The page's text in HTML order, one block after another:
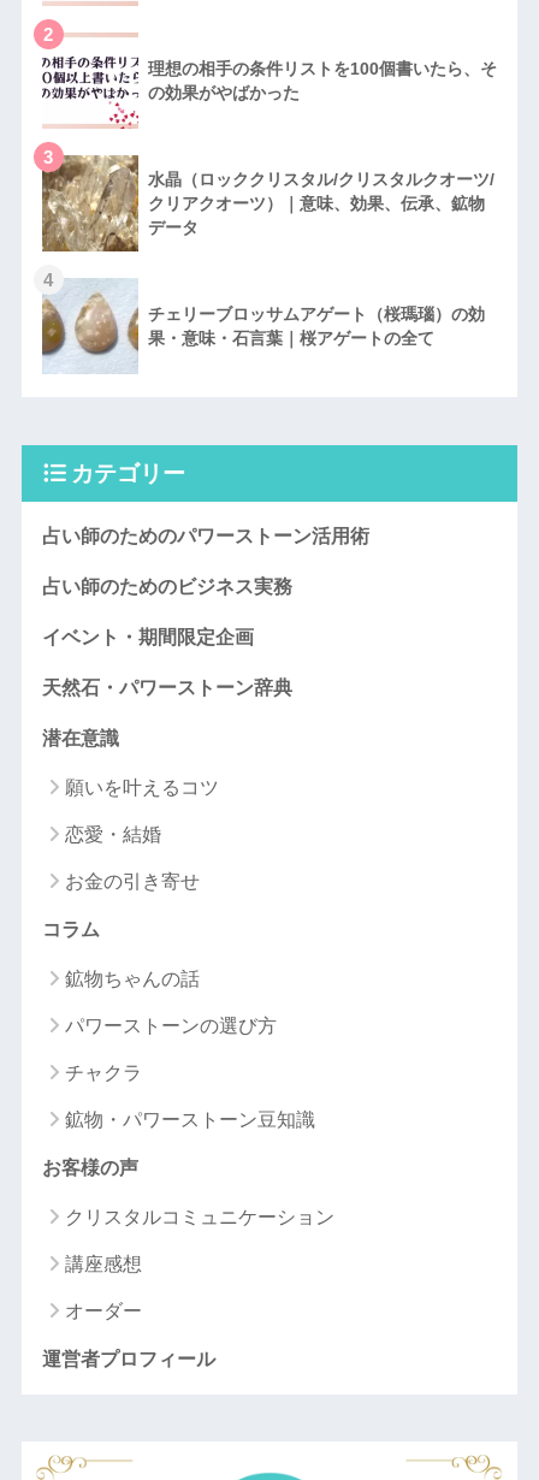
2
理想の相手の条件リストを100個書いたら、そ
の効果がやばかった
3
水晶（ロッククリスタル/クリスタルクオーツ/
クリアクオーツ）｜意味、効果、伝承、鉱物
データ
4
チェリーブロッサムアゲート（桜瑪瑙）の効
果・意味・石言葉｜桜アゲートの全て
カテゴリー
占い師のためのパワーストーン活用術
占い師のためのビジネス実務
イベント・期間限定企画
天然石・パワーストーン辞典
潜在意識
願いを叶えるコツ
恋愛・結婚
お金の引き寄せ
コラム
鉱物ちゃんの話
パワーストーンの選び方
チャクラ
鉱物・パワーストーン豆知識
お客様の声
クリスタルコミュニケーション
講座感想
オーダー
運営者プロフィール